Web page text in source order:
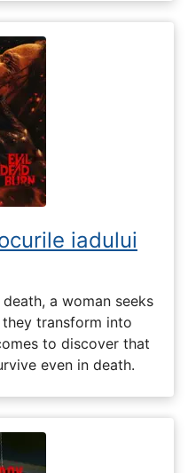
iadului
a woman seeks
transform into
to discover that
even in death.